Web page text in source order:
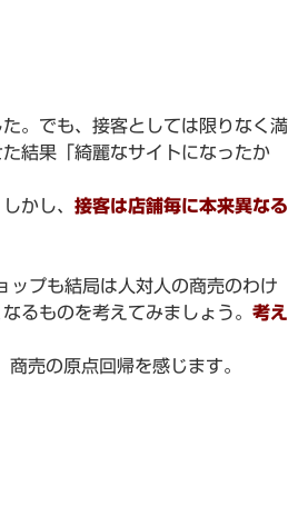
。でも、接客としては限りなく満
結果「綺麗なサイトになったか
かし、 接客は店舗毎に本来異なる
ップも結局は人対人の商売のわけ
るものを考えてみましょう。 考え
売の原点回帰を感じます。